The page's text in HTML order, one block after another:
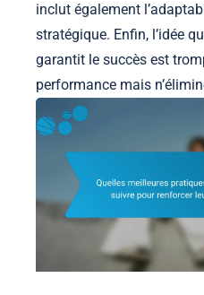
inclut également
stratégique. Enfin, l’idée
garantit le succès est
performance mais